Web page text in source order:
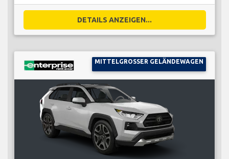
DETAILS ANZEIGEN...
MITTELGROSSER GELÄNDEWAGEN